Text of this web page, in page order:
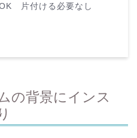
片付ける必要なし
の背景にインス